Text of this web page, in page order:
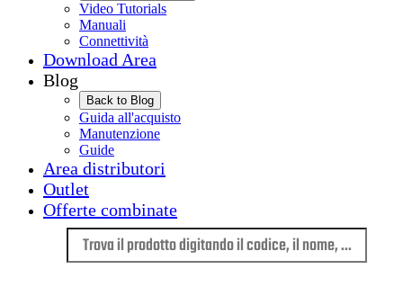
Video Tutorials
Manuali
Connettività
Download Area
Blog
Back to Blog
Guida all'acquisto
Manutenzione
Guide
Area distributori
Outlet
Offerte combinate